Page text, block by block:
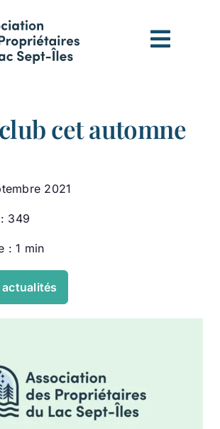
cet automne
2021
349
: 1 min